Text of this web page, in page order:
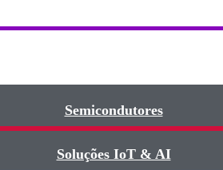
Semicondutores
Soluções IoT & AI